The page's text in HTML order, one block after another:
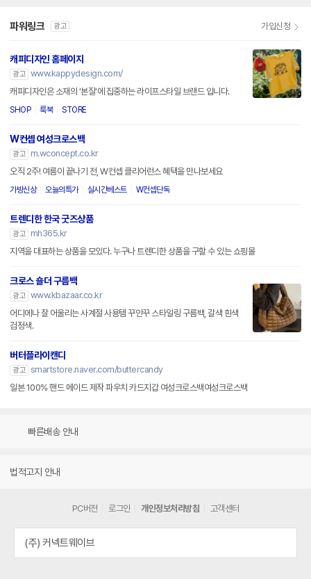
파워링크 광고 가입신청
캐피디자인 홈페이지
광고 www.kappydesign.com/
캐피디자인은 소재의 '본질'에 집중하는 라이프스타일 브랜드 입니다.
SHOP 룩북 STORE
W컨셉 여성크로스백
광고
m.wconcept.co.kr
오직 2주! 여름이 끝나기 전, W컨셉 클리어런스 혜택을 만나보세요
가방신상 오늘의특가 실시간베스트 W컨셉단독
트렌디한 한국 굿즈상품
광고
mh365.kr
지역을 대표하는 상품을 모았다. 누구나 트렌디한 상품을 구할 수 있는 쇼핑몰
크로스 숄더 구름백
광고 www.kbazaar.co.kr
어디에나 잘 어울리는 사계절 사용템 꾸안꾸 스타일링 구름백, 갈색 흰색
검정색.
버터플라이캔디
광고 smartstore.naver.com/buttercandy
일본 100% 핸드 메이드 제작 파우치 카드지갑 여성크로스백여성크로스백
빠른배송 안내
법적고지 안내
PC버전 로그인 개인정보처리방침 고객센터
(주) 커넥트웨이브